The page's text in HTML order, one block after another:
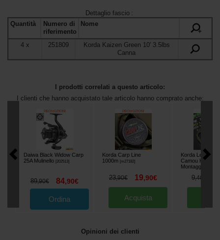
Dettaglio fascio :
Quantità
Numero di
riferimento
Nome
+
4x 251809
Korda Kaizen Green 10' 3.5lbs
Canna
I prodotti correlati a questo articolo:
I clienti che hanno acquistato tale articolo hanno comprato anche:
Daiwa Black Widow Carp
25A Mulinello [202513]
89,90€ 84,90€
Ordina
Korda Carp Line
1000m [m27182]
23,90€ 19,90€
Acquista
Korda Leader
Camou Hybrid
Montaggio
9,40
Opinioni dei clienti